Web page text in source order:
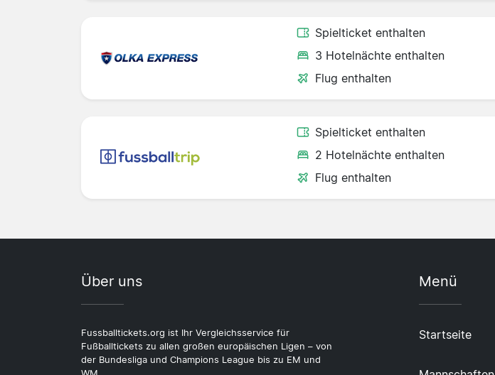
Spielticket enthalten
3 Hotelnächte enthalten
Flug enthalten
Spielticket enthalten
2 Hotelnächte enthalten
Flug enthalten
Über uns
Fussballtickets.org ist Ihr Vergleichsservice für
Fußballtickets zu allen großen europäischen Ligen – von
der Bundesliga und Champions League bis zu EM und
Menü
Startseite